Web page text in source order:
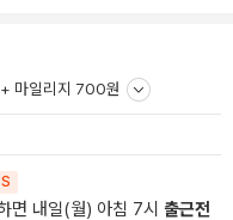
마일리지 700원
면 내일(월) 아침 7시 출근전